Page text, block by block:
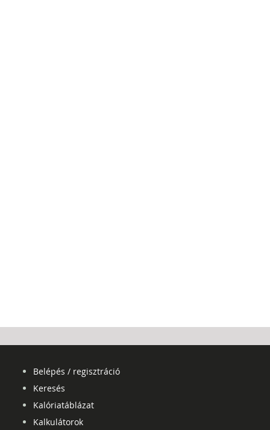
Belépés / regisztráció
Keresés
Kalóriatáblázat
Kalkulátorok